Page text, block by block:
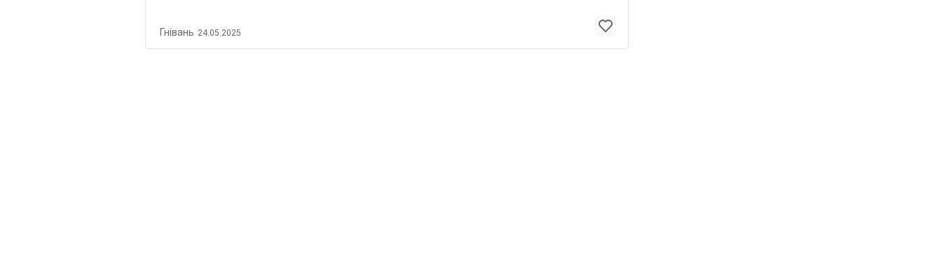
Гнівань 24.05.2025